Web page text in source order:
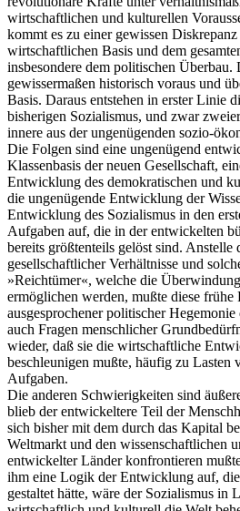
wirtschaftlichen und kulturellen
kommt es zu einer gewissen
wirtschaftlichen Basis und dem
insbesondere dem politischen Überbau.
gewissermaßen historisch voraus und
Basis. Daraus entstehen in erster Linie
bisherigen Sozialismus, und zwar
innere aus der ungenügenden sozio-
Die Folgen sind eine ungenügend
Klassenbasis der neuen Gesellschaft,
Entwicklung des demokratischen und
die ungenügende Entwicklung der
Entwicklung des Sozialismus in den
Aufgaben auf, die in der entwickelten
bereits größtenteils gelöst sind. Anstelle
gesellschaftlicher Verhältnisse und
»Reichtümer«, welche die
ermöglichen werden, mußte diese frühe
ausgesprochener politischer
auch Fragen menschlicher
wieder, daß sie die wirtschaftliche
beschleunigen mußte, häufig zu Lasten
Aufgaben.
Die anderen Schwierigkeiten sind
blieb der entwickeltere Teil der
sich bisher mit dem durch das Kapital
Weltmarkt und den wissenschaftlichen
entwickelter Länder konfrontieren
ihm eine Logik der Entwicklung auf,
gestaltet hätte, wäre der Sozialismus in